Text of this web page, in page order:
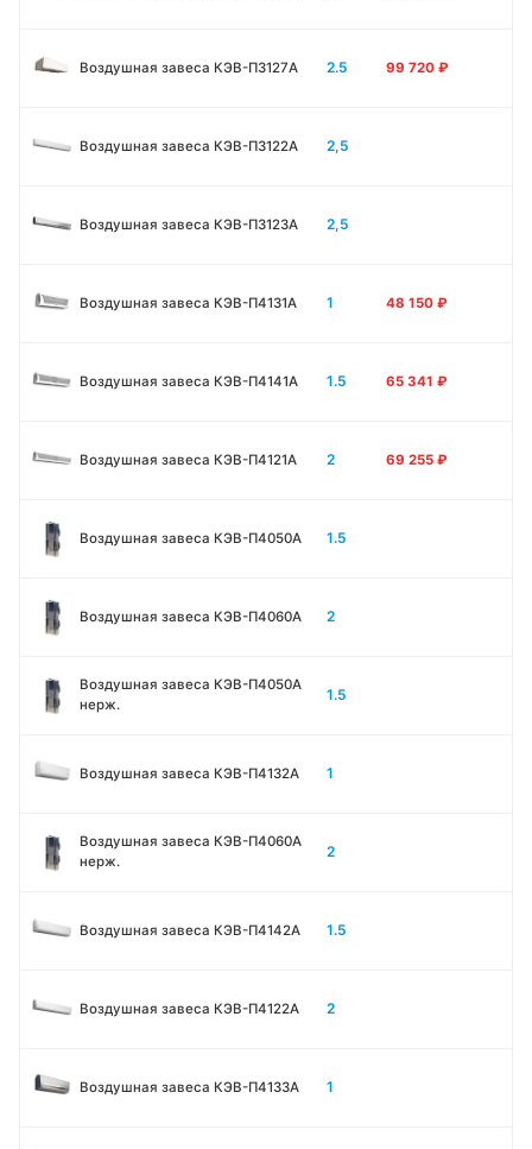
Воздушная завеса КЭВ-П3127A 2.5 99 720 ₽
Воздушная завеса КЭВ-П3122A 2,5
Воздушная завеса КЭВ-П3123A 2,5
Воздушная завеса КЭВ-П4131A 1 48 150 ₽
Воздушная завеса КЭВ-П4141A 1.5 65 341 ₽
Воздушная завеса КЭВ-П4121A 2 69 255 ₽
Воздушная завеса КЭВ-П4050A 1.5
Воздушная завеса КЭВ-П4060A 2
Воздушная завеса КЭВ-П4050A
нерж.
1.5
Воздушная завеса КЭВ-П4132A 1
Воздушная завеса КЭВ-П4060A
нерж.
2
Воздушная завеса КЭВ-П4142A 1.5
Воздушная завеса КЭВ-П4122A 2
Воздушная завеса КЭВ-П4133A 1